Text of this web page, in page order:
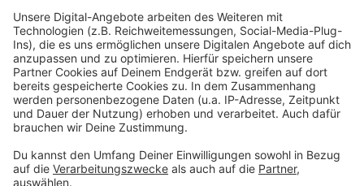
Version. Elvis wird sich mit Kollegen und ehemaligen
"Opfern" über die Telefonate aus den letzten zwei
Jahrzehnten unterhalten. Wir erfahren auch, wie es ihm
dabei ergangen ist und wobei er selbst mal ins
Schleudern gekommen ist. Viel Spaß beim Zuhören und
bitte nicht erschrecken, wenn dabei das Telefon
klingelt. Es muss ja nicht unbedingt Elvis Eifel dran
Anzeige